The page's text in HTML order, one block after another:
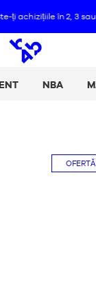
4 rate cu Alma :+
NBA